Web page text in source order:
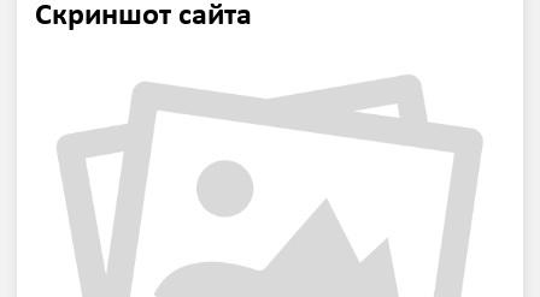
Скриншот сайта